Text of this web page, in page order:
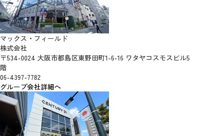
マックス・フィールド
株式会社
〒534-0024 大阪市都島区東野田町1-6-16 ワタヤコスモスビル5
階
06-4397-7782
グループ会社詳細へ